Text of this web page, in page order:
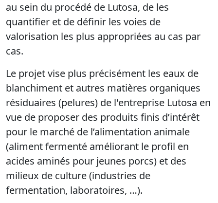
au sein du procédé de Lutosa, de les
quantifier et de définir les voies de
valorisation les plus appropriées au cas par
cas.
Le projet vise plus précisément les eaux de
blanchiment et autres matières organiques
résiduaires (pelures) de l'entreprise Lutosa en
vue de proposer des produits finis d’intérêt
pour le marché de l’alimentation animale
(aliment fermenté améliorant le profil en
acides aminés pour jeunes porcs) et des
milieux de culture (industries de
fermentation, laboratoires, …).